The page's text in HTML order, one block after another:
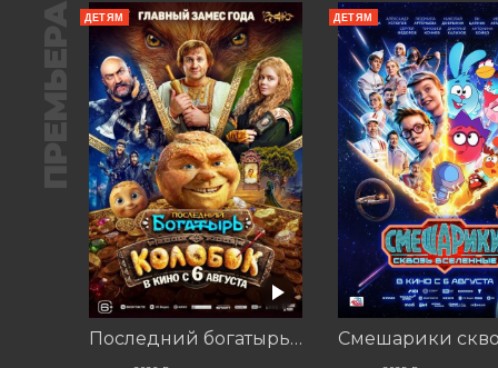
ПРЕМЬЕРА ДЕТЯМ
Последний богатырь. Колобок
ДЕТЯМ